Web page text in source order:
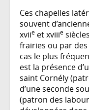
Ces chapelles
souvent
xviie et xviiie
frairies ou par
cas le plus
est la présence
saint Cornély
d’une seconde
(patron des